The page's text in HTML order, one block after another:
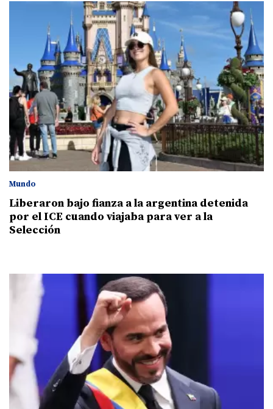
Mundo
Liberaron bajo fianza a la argentina detenida
por el ICE cuando viajaba para ver a la
Selección